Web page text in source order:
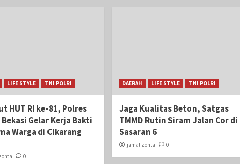
LIFE STYLE TNI POLRI
HUT RI ke-81, Polres
Gelar Kerja Bakti
Warga di Cikarang
0
DAERAH LIFE STYLE TNI POLRI
Jaga Kualitas Beton, Satgas
TMMD Rutin Siram Jalan Cor di
Sasaran 6
jamal zonta 0